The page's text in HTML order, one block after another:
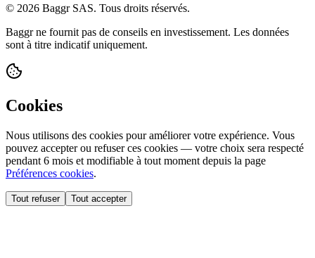
© 2026 Baggr SAS. Tous droits réservés.
Baggr ne fournit pas de conseils en investissement. Les données
sont à titre indicatif uniquement.
Cookies
Nous utilisons des cookies pour améliorer votre expérience. Vous
pouvez accepter ou refuser ces cookies — votre choix sera respecté
pendant 6 mois et modifiable à tout moment depuis la page
Préférences cookies.
Tout refuser Tout accepter